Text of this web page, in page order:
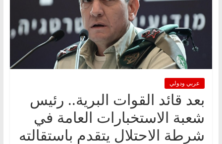
عربي ودولي
بعد قائد القوات البرية.. رئيس
شعبة الاستخبارات العامة في
شرطة الاحتلال يتقدم باستقالته